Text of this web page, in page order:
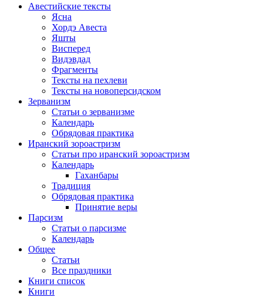
Авестийские тексты
Ясна
Хордэ Авеста
Яшты
Висперед
Видэвдад
Фрагменты
Тексты на пехлеви
Тексты на новоперсидском
Зерванизм
Статьи о зерванизме
Календарь
Обрядовая практика
Иранский зороастризм
Статьи про иранский зороастризм
Календарь
Гаханбары
Традиция
Обрядовая практика
Принятие веры
Парсизм
Статьи о парсизме
Календарь
Общее
Статьи
Все праздники
Книги список
Книги